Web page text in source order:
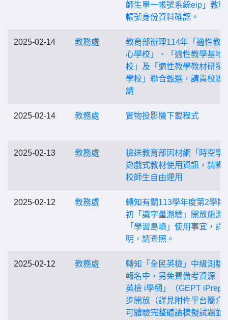
師生單一帳號系統eip」教職
帳號身份資料確認。
2025-02-14 教務處
教育部辦理114年「適性教
心學校」、「適性教學基地
校」及「適性教學教材研發
學校」聯合甄選，請貴校踴
請
2025-02-14 教務處 實物投影機下載程式
2025-02-13 教務處
檢送教育部因材網「時空學
遊戲式教材使用資訊，請轉
校師生自由運用
2025-02-12 教務處
轉知有關113學年度第2學期
初「識字量測驗」開放施測
「學習島嶼」使用事宜，詳
明，請查照。
2025-02-12 教務處
轉知「全民英檢」中級測驗
報名中，另免費備考資源「
英檢 i學網」（GEPT iPrep
步開放（詳見附件平台簡介
可體驗完整聽讀模擬試題並